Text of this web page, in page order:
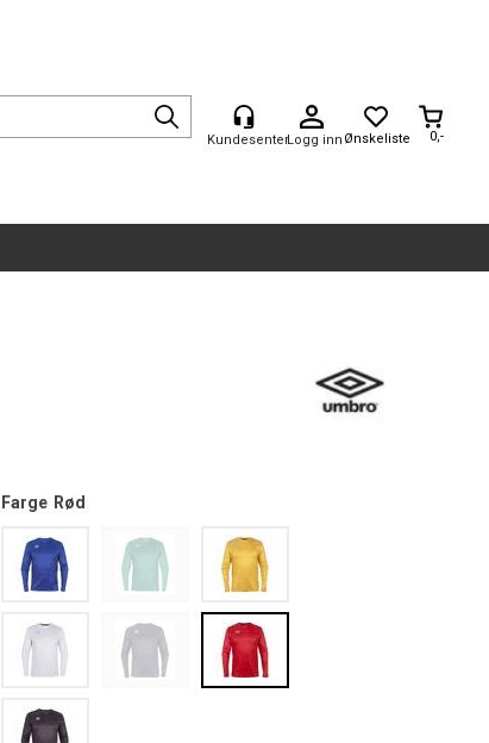
Logg inn 0,-
Farge Rød